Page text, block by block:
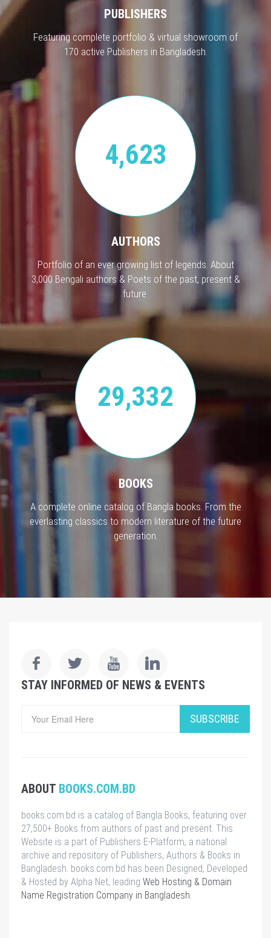
PUBLISHERS
Featuring complete portfolio & virtual showroom of
170 active Publishers in Bangladesh.
4,623
AUTHORS
Portfolio of an ever growing list of legends. About
3,000 Bengali authors & Poets of the past, present &
future.
29,332
BOOKS
A complete online catalog of Bangla books. From the
everlasting classics to modern literature of the future
generation.
STAY INFORMED OF NEWS & EVENTS
SUBSCRIBE
ABOUT BOOKS.COM.BD
books.com.bd is a catalog of Bangla Books, featuring over
27,500+ Books from authors of past and present. This
Website is a part of Publishers E-Platform, a national
archive and repository of Publishers, Authors & Books in
Bangladesh. books.com.bd has been Designed, Developed
& Hosted by Alpha Net, leading Web Hosting & Domain
Name Registration Company in Bangladesh.